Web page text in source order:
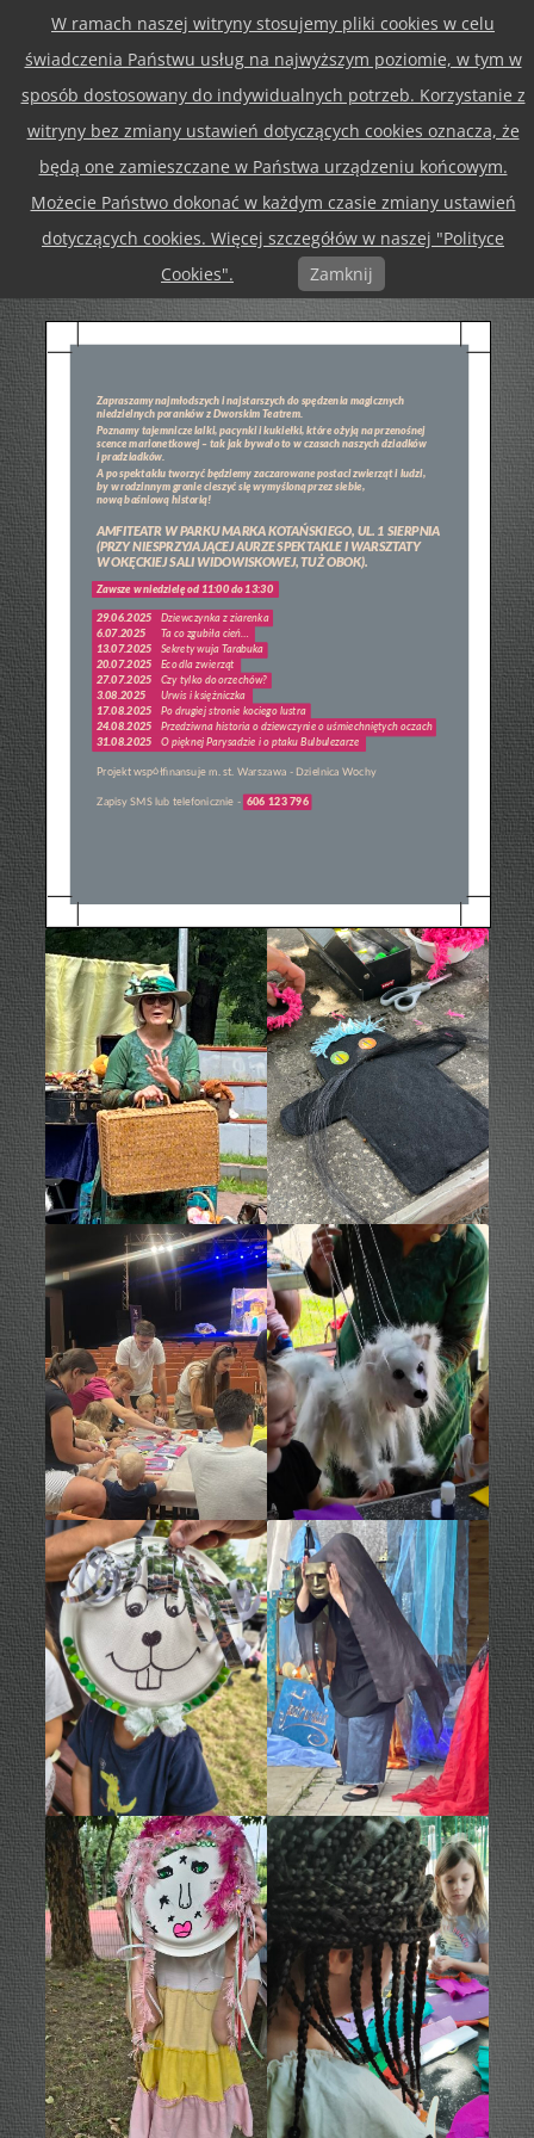
Przejdź
do
treści
Maski jak na Włochy przystało!
Dzięki wsparciu miasta stołecznego Warszawy, Dzielnica
Włochy z radością możemy zaprosić Państwa na
familijne spotkania z teatrem i lalkami! Zawsze w letnie
niedziele od 11:00 do 12:30! Szczegóły w informacji
poniżej, do zobaczenia!
W ramach naszej witryny stosujemy pliki cookies w celu
świadczenia Państwu usług na najwyższym poziomie, w tym w
sposób dostosowany do indywidualnych potrzeb. Korzystanie z
witryny bez zmiany ustawień dotyczących cookies oznacza, że
będą one zamieszczane w Państwa urządzeniu końcowym.
Możecie Państwo dokonać w każdym czasie zmiany ustawień
dotyczących cookies. Więcej szczegółów w naszej "Polityce
Cookies".
Zamknij